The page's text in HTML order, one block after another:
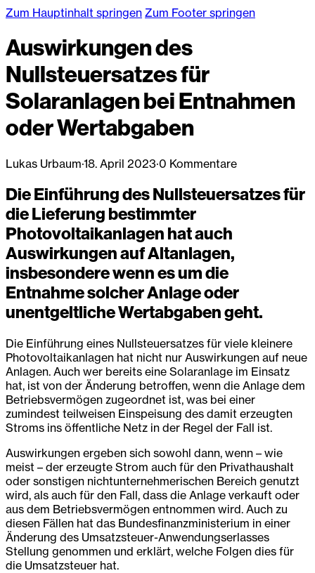
Zum Hauptinhalt springen Zum Footer springen
Auswirkungen des
Nullsteuersatzes für
Solaranlagen bei Entnahmen
oder Wertabgaben
Lukas Urbaum·18. April 2023·0 Kommentare
Die Einführung des Nullsteuersatzes für
die Lieferung bestimmter
Photovoltaikanlagen hat auch
Auswirkungen auf Altanlagen,
insbesondere wenn es um die
Entnahme solcher Anlage oder
unentgeltliche Wertabgaben geht.
Die Einführung eines Nullsteuersatzes für viele kleinere
Photovoltaikanlagen hat nicht nur Auswirkungen auf neue
Anlagen. Auch wer bereits eine Solaranlage im Einsatz
hat, ist von der Änderung betroffen, wenn die Anlage dem
Betriebsvermögen zugeordnet ist, was bei einer
zumindest teilweisen Einspeisung des damit erzeugten
Stroms ins öffentliche Netz in der Regel der Fall ist.
Auswirkungen ergeben sich sowohl dann, wenn – wie
meist – der erzeugte Strom auch für den Privathaushalt
oder sonstigen nichtunternehmerischen Bereich genutzt
wird, als auch für den Fall, dass die Anlage verkauft oder
aus dem Betriebsvermögen entnommen wird. Auch zu
diesen Fällen hat das Bundesfinanzministerium in einer
Änderung des Umsatzsteuer-Anwendungserlasses
Stellung genommen und erklärt, welche Folgen dies für
die Umsatzsteuer hat.